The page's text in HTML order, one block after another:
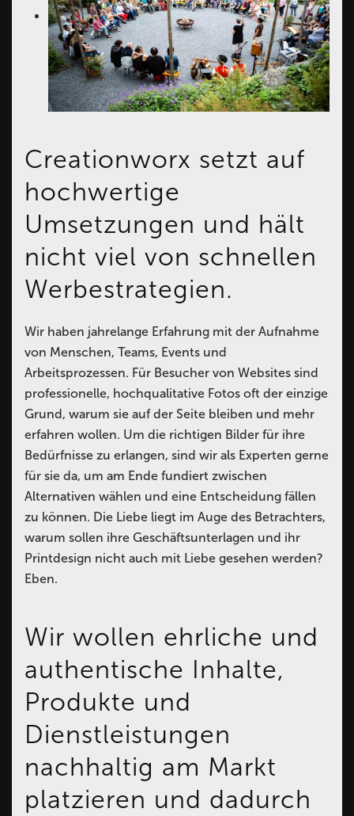
Creationworx setzt auf
hochwertige
Umsetzungen und hält
nicht viel von schnellen
Werbestrategien.
Wir haben jahrelange Erfahrung mit der Aufnahme
von Menschen, Teams, Events und
Arbeitsprozessen. Für Besucher von Websites sind
professionelle, hochqualitative Fotos oft der einzige
Grund, warum sie auf der Seite bleiben und mehr
erfahren wollen. Um die richtigen Bilder für ihre
Bedürfnisse zu erlangen, sind wir als Experten gerne
für sie da, um am Ende fundiert zwischen
Alternativen wählen und eine Entscheidung fällen
zu können. Die Liebe liegt im Auge des Betrachters,
warum sollen ihre Geschäftsunterlagen und ihr
Printdesign nicht auch mit Liebe gesehen werden?
Eben.
Wir wollen ehrliche und
authentische Inhalte,
Produkte und
Dienstleistungen
nachhaltig am Markt
platzieren und dadurch